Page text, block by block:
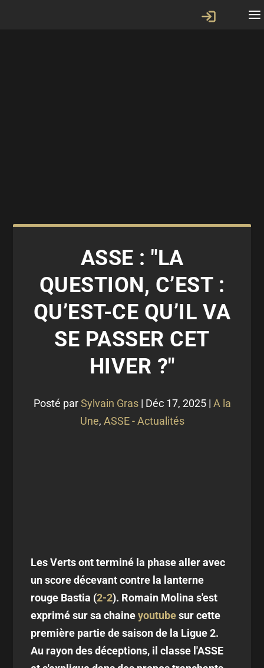
ASSE : "LA
QUESTION, C’EST :
QU’EST-CE QU’IL VA
SE PASSER CET
HIVER ?"
Posté parSylvain Gras| Déc 17, 2025| A la
Une, ASSE - Actualités
Les Verts ont terminé la phase aller avec
un score décevant contre la lanterne
rouge Bastia (2-2). Romain Molina s'est
exprimé sur sa chaineyoutubesur cette
première partie de saison de la Ligue 2.
Au rayon des déceptions, il classe l'ASSE